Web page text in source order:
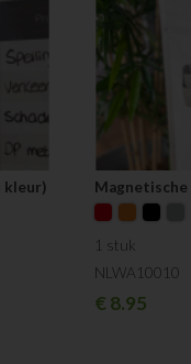
kleur)
1 stuk
NLWA10010
€8.95